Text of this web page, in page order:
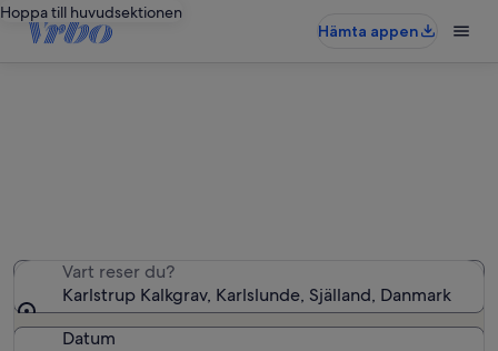
Hoppa till huvudsektionen
Hämta appen
Vart reser du?
Karlstrup Kalkgrav, Karlslunde, Själland, Danmark
Datum